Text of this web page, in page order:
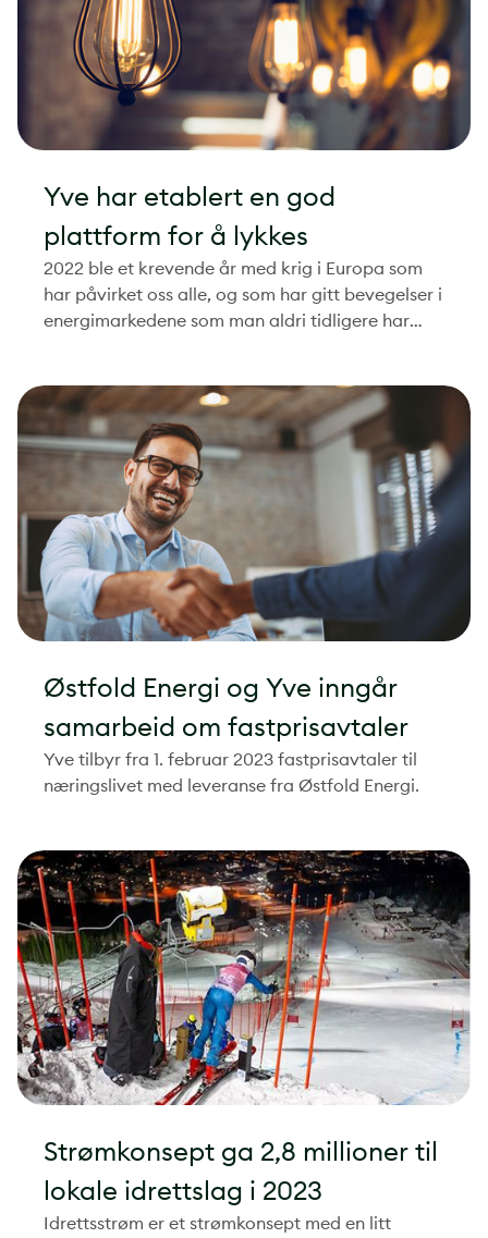
Yve har etablert en god
plattform for å lykkes
2022 ble et krevende år med krig i Europa som
har påvirket oss alle, og som har gitt bevegelser i
energimarkedene som man aldri tidligere har
regnskapet viser, så er vi fornøyde med
resultatene vi har levert markedsforholdene tatt i
betraktning, sier administrerende direktør Anders
Kvamme om 2022-tallene.
Østfold Energi og Yve inngår
samarbeid om fastprisavtaler
Yve tilbyr fra 1. februar 2023 fastprisavtaler til
næringslivet med leveranse fra Østfold Energi.
Strømkonsept ga 2,8 millioner til
lokale idrettslag i 2023
Idrettsstrøm er et strømkonsept med en litt